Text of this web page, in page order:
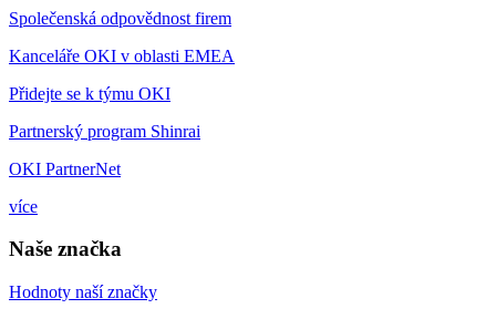
Společenská odpovědnost firem
Kanceláře OKI v oblasti EMEA
Přidejte se k týmu OKI
Partnerský program Shinrai
OKI PartnerNet
více
Naše značka
Hodnoty naší značky